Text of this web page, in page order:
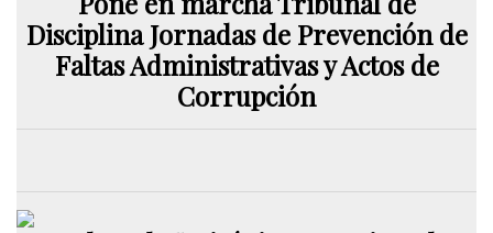
Disciplina Jornadas de Prevención de
Faltas Administrativas y Actos de
Corrupción